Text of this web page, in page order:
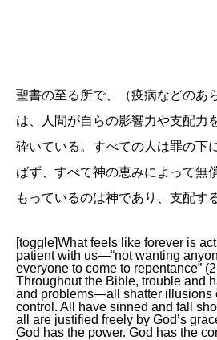
聖書の至る所で、（疫病などのあ
は、人間が自らの影響力や支配力
砕いている。すべての人は罪の下
ばず、すべて神の恵みによって無
もっているのは神であり、支配す
[toggle]What feels like forever is
patient with us—“not wanting
everyone to come to repentance”
Throughout the Bible, trouble and
and problems—all shatter illusions
control. All have sinned and fall
all are justified freely by God’s
God has the power. God has the